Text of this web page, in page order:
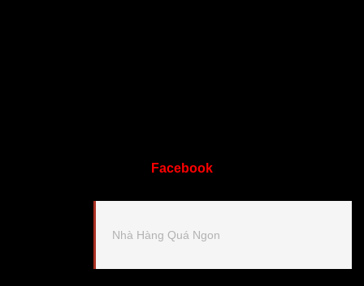
Facebook
Nhà Hàng Quá Ngon